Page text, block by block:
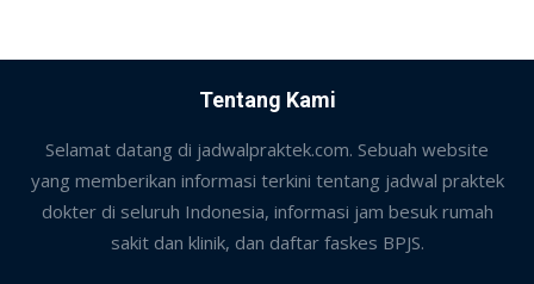
Tentang Kami
Selamat datang di jadwalpraktek.com. Sebuah website
yang memberikan informasi terkini tentang jadwal praktek
dokter di seluruh Indonesia, informasi jam besuk rumah
sakit dan klinik, dan daftar faskes BPJS.